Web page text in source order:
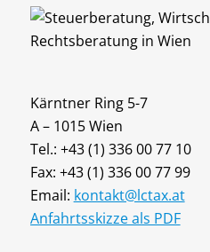
Kärntner Ring 5-7
A – 1015 Wien
Tel.: +43 (1) 336 00 77 10
Fax: +43 (1) 336 00 77 99
Email: kontakt@lctax.at
Anfahrtsskizze als PDF